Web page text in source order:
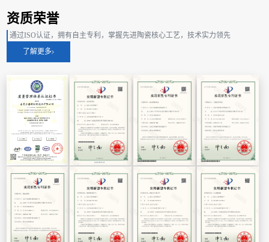
资质荣誉
通过ISO认证，拥有自主专利，掌握先进陶瓷核心工艺，技术实力领先
了解更多